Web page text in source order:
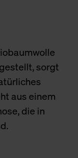
sorgt
aus einem
die in